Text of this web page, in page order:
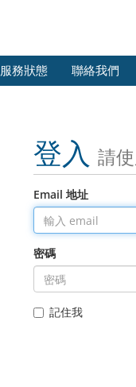
服務狀態 聯絡我們
登入 請
Email 地址
密碼
記住我